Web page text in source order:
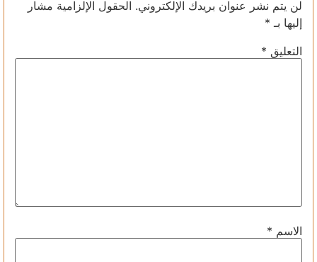
لن يتم نشر عنوان بريدك الإلكتروني. الحقول الإلزامية مشار
إليها بـ *
التعليق *
الاسم *